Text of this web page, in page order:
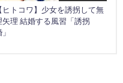
ヒトコワ】少女を誘拐して無
矢理 結婚する風習「誘拐